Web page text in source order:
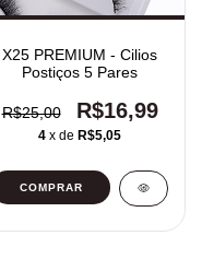
X25 PREMIUM - Cilios
Postiços 5 Pares
R$25,00 R$16,99
4 x de R$5,05